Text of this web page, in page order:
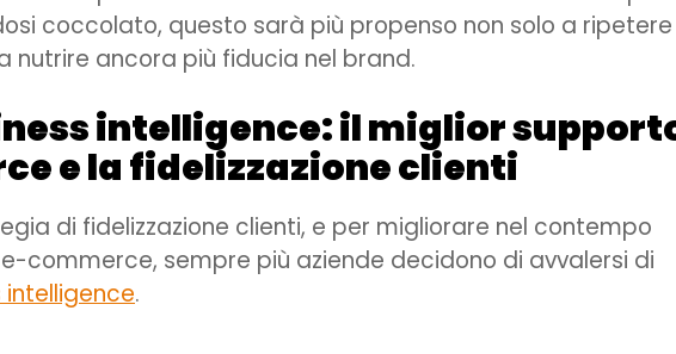
coccolato, questo sarà più propenso non solo a ripetere
nutrire ancora più fiducia nel brand.
intelligence: il miglior
e la fidelizzazione clienti
di fidelizzazione clienti, e per migliorare nel contempo
commerce, sempre più aziende decidono di avvalersi di
.